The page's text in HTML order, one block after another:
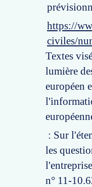
https://
civiles/
Textes
lumière
européen
: Sur
les
n° 11-